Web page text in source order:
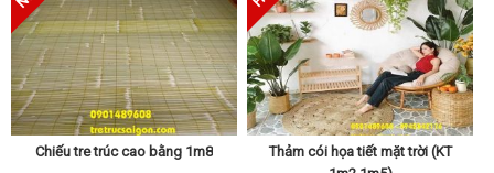
Chiếu tre trúc cao bằng 1m8
Thảm cói họa tiết mặt trời (KT